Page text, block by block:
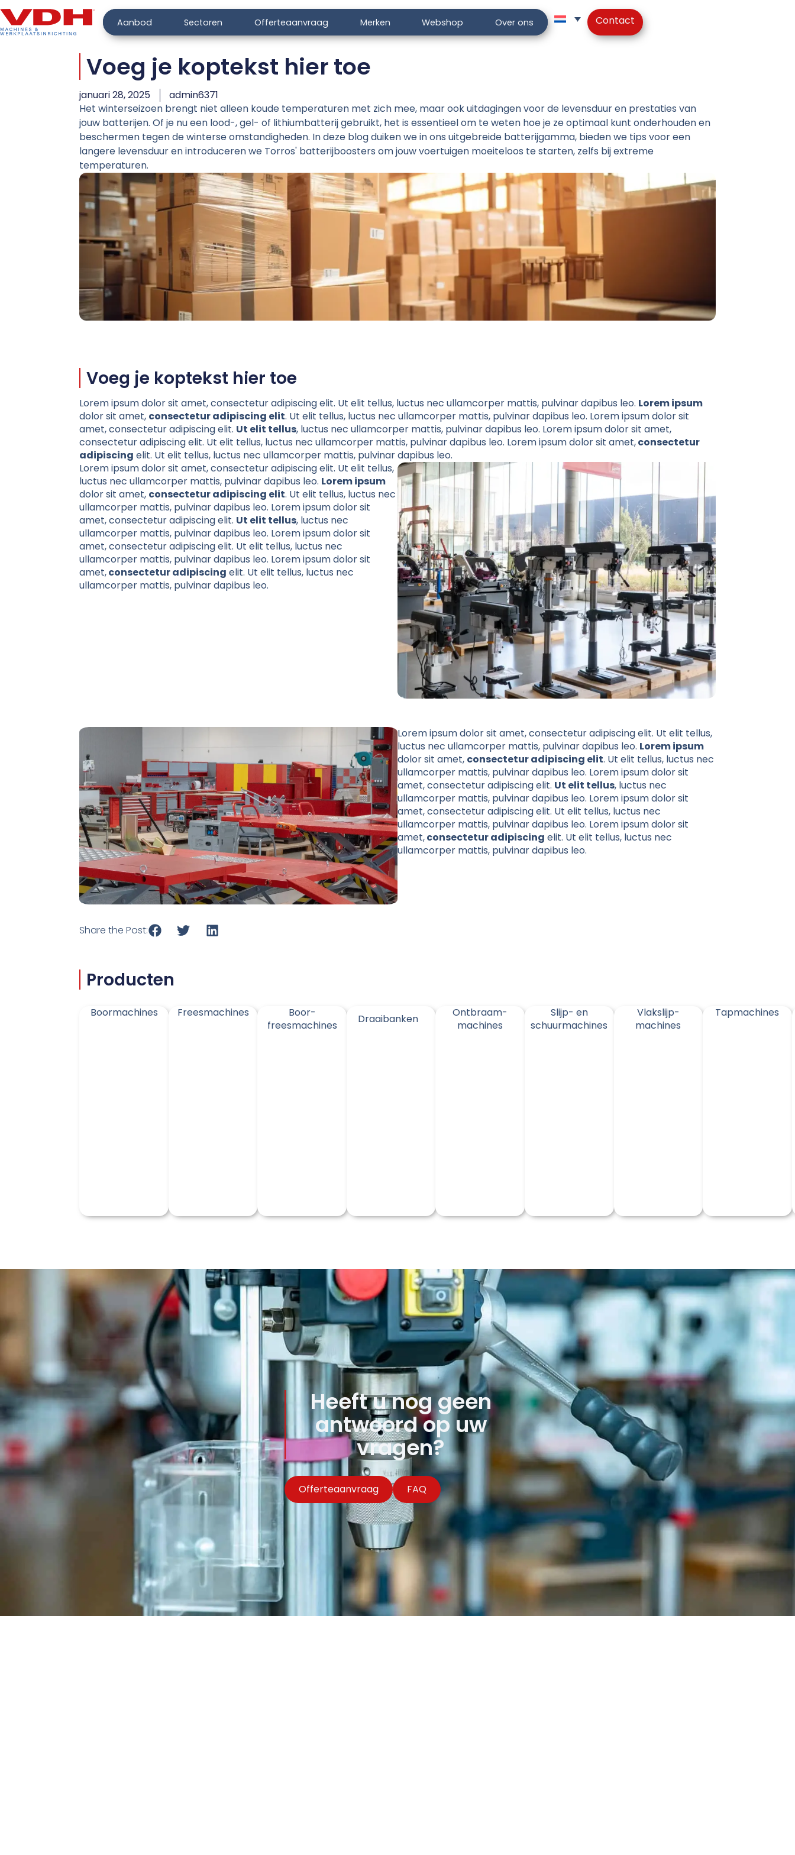
Aanbod Sectoren Offerteaanvraag Merken Webshop Over ons Contact
Voeg je koptekst hier toe
januari 28, 2025
admin6371
Het winterseizoen brengt niet alleen koude temperaturen met zich mee, maar ook uitdagingen voor de levensduur en prestaties van
jouw batterijen. Of je nu een lood-, gel- of lithiumbatterij gebruikt, het is essentieel om te weten hoe je ze optimaal kunt onderhouden en
beschermen tegen de winterse omstandigheden. In deze blog duiken we in ons uitgebreide batterijgamma, bieden we tips voor een
langere levensduur en introduceren we Torros' batterijboosters om jouw voertuigen moeiteloos te starten, zelfs bij extreme
temperaturen.
Voeg je koptekst hier toe
Lorem ipsum dolor sit amet, consectetur adipiscing elit. Ut elit tellus, luctus nec ullamcorper mattis, pulvinar dapibus leo. Lorem ipsum
dolor sit amet, consectetur adipiscing elit. Ut elit tellus, luctus nec ullamcorper mattis, pulvinar dapibus leo. Lorem ipsum dolor sit
amet, consectetur adipiscing elit. Ut elit tellus, luctus nec ullamcorper mattis, pulvinar dapibus leo. Lorem ipsum dolor sit amet,
consectetur adipiscing elit. Ut elit tellus, luctus nec ullamcorper mattis, pulvinar dapibus leo. Lorem ipsum dolor sit amet,consectetur
adipiscing elit. Ut elit tellus, luctus nec ullamcorper mattis, pulvinar dapibus leo.
Lorem ipsum dolor sit amet, consectetur adipiscing elit. Ut elit tellus,
luctus nec ullamcorper mattis, pulvinar dapibus leo. Lorem ipsum
dolor sit amet, consectetur adipiscing elit. Ut elit tellus, luctus nec
ullamcorper mattis, pulvinar dapibus leo. Lorem ipsum dolor sit
amet, consectetur adipiscing elit. Ut elit tellus, luctus nec
ullamcorper mattis, pulvinar dapibus leo. Lorem ipsum dolor sit
amet, consectetur adipiscing elit. Ut elit tellus, luctus nec
ullamcorper mattis, pulvinar dapibus leo. Lorem ipsum dolor sit
amet,consectetur adipiscing elit. Ut elit tellus, luctus nec
ullamcorper mattis, pulvinar dapibus leo.
Lorem ipsum dolor sit amet, consectetur adipiscing elit. Ut elit tellus,
luctus nec ullamcorper mattis, pulvinar dapibus leo. Lorem ipsum
dolor sit amet, consectetur adipiscing elit. Ut elit tellus, luctus nec
ullamcorper mattis, pulvinar dapibus leo. Lorem ipsum dolor sit
amet, consectetur adipiscing elit. Ut elit tellus, luctus nec
ullamcorper mattis, pulvinar dapibus leo. Lorem ipsum dolor sit
amet, consectetur adipiscing elit. Ut elit tellus, luctus nec
ullamcorper mattis, pulvinar dapibus leo. Lorem ipsum dolor sit
amet,consectetur adipiscing elit. Ut elit tellus, luctus nec
ullamcorper mattis, pulvinar dapibus leo.
Share the Post:
Producten
Boormachines Freesmachines
Boor-
freesmachines
Draaibanken
Ontbraam-
machines
Slijp- en
schuurmachines
Vlakslijp-
machines
Tapmachines
Heeft u nog geen
antwoord op uw
vragen?
Offerteaanvraag FAQ